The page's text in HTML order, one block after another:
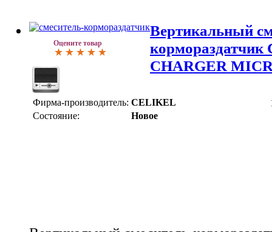
Оцените товар
Вертикальный
CHARGER
Фирма-производитель: CELIKEL
Состояние:
Новое